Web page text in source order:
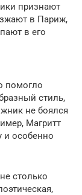
признают
в Париж,
в его
помогло
стиль,
не боялся
Магритт
и особенно
столько